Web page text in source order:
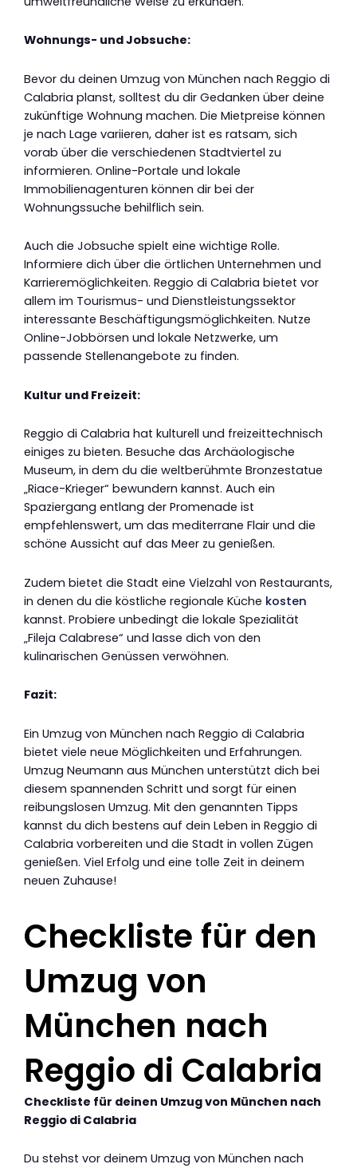
Wohnungs- und Jobsuche:
Bevor du deinen Umzug von München nach Reggio di
Calabria planst, solltest du dir Gedanken über deine
zukünftige Wohnung machen. Die Mietpreise können
je nach Lage variieren, daher ist es ratsam, sich
vorab über die verschiedenen Stadtviertel zu
informieren. Online-Portale und lokale
Immobilienagenturen können dir bei der
Wohnungssuche behilflich sein.
Auch die Jobsuche spielt eine wichtige Rolle.
Informiere dich über die örtlichen Unternehmen und
Karrieremöglichkeiten. Reggio di Calabria bietet vor
allem im Tourismus- und Dienstleistungssektor
interessante Beschäftigungsmöglichkeiten. Nutze
Online-Jobbörsen und lokale Netzwerke, um
passende Stellenangebote zu finden.
Kultur und Freizeit:
Reggio di Calabria hat kulturell und freizeittechnisch
einiges zu bieten. Besuche das Archäologische
Museum, in dem du die weltberühmte Bronzestatue
„Riace-Krieger“ bewundern kannst. Auch ein
Spaziergang entlang der Promenade ist
empfehlenswert, um das mediterrane Flair und die
schöne Aussicht auf das Meer zu genießen.
Zudem bietet die Stadt eine Vielzahl von Restaurants,
in denen du die köstliche regionale Küche kosten
kannst. Probiere unbedingt die lokale Spezialität
„Fileja Calabrese“ und lasse dich von den
kulinarischen Genüssen verwöhnen.
Fazit:
Ein Umzug von München nach Reggio di Calabria
bietet viele neue Möglichkeiten und Erfahrungen.
Umzug Neumann aus München unterstützt dich bei
diesem spannenden Schritt und sorgt für einen
reibungslosen Umzug. Mit den genannten Tipps
kannst du dich bestens auf dein Leben in Reggio di
Calabria vorbereiten und die Stadt in vollen Zügen
genießen. Viel Erfolg und eine tolle Zeit in deinem
neuen Zuhause!
Checkliste für den
Umzug von
München nach
Reggio di Calabria
Checkliste für deinen Umzug von München nach
Reggio di Calabria
Du stehst vor deinem Umzug von München nach